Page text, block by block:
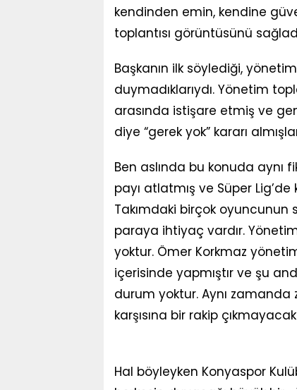
kendinden emin, kendine
toplantısı görüntüsünü
Başkanın ilk söylediği,
duymadıklarıydı. Yönetim
arasında istişare etmiş ve
diye “gerek yok” kararı
Ben aslında bu konuda aynı
payı atlatmış ve Süper
Takımdaki birçok oyuncunun
paraya ihtiyaç vardır.
yoktur. Ömer Korkmaz
içerisinde yapmıştır ve şu
durum yoktur. Aynı zamanda
karşısına bir rakip
Hal böyleyken Konyaspor